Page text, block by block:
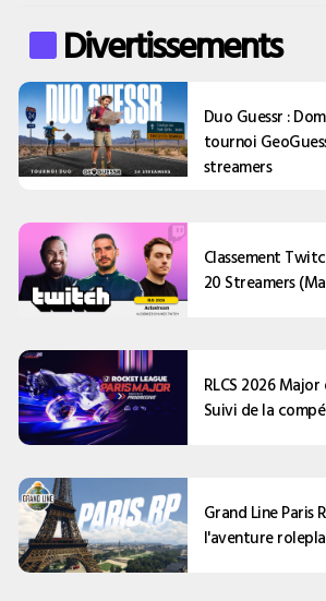
Divertissements
Duo Guessr :
tournoi
streamers
Classement
20 Streamers
RLCS 2026
Suivi de la
Grand Line Paris
l'aventure